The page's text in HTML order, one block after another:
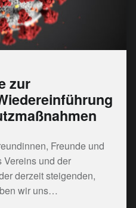
zur
Freunde und
Vereins und der
derzeit steigenden,
wir uns…